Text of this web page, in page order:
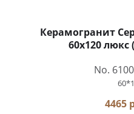
Керамогранит
60x120 люкс
No.
4465